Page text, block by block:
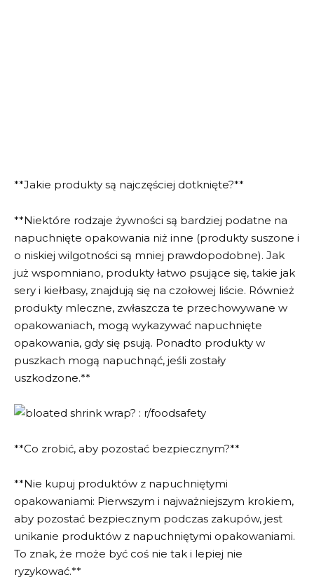
**Jakie produkty są najczęściej dotknięte?**
**Niektóre rodzaje żywności są bardziej podatne na
napuchnięte opakowania niż inne (produkty suszone i
o niskiej wilgotności są mniej prawdopodobne). Jak
już wspomniano, produkty łatwo psujące się, takie jak
sery i kiełbasy, znajdują się na czołowej liście. Również
produkty mleczne, zwłaszcza te przechowywane w
opakowaniach, mogą wykazywać napuchnięte
opakowania, gdy się psują. Ponadto produkty w
puszkach mogą napuchnąć, jeśli zostały
uszkodzone.**
**Co zrobić, aby pozostać bezpiecznym?**
**Nie kupuj produktów z napuchniętymi
opakowaniami: Pierwszym i najważniejszym krokiem,
aby pozostać bezpiecznym podczas zakupów, jest
unikanie produktów z napuchniętymi opakowaniami.
To znak, że może być coś nie tak i lepiej nie
ryzykować.**